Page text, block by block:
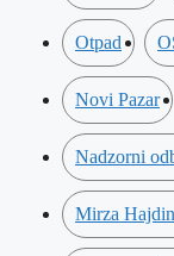
Otpad
Novi Pazar
Nadzorni
Mirza